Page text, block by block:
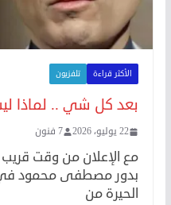
الأكثر قراءة تلفزيون
بعد كل شي .. لماذا
22 يوليو، 2026 7 فنون
مع الإعلان من وقت
بدور مصطفى محمود في
الحيرة من